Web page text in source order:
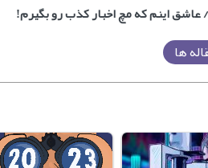
اینم که مچ اخبار کذب رو بگیرم!
ها